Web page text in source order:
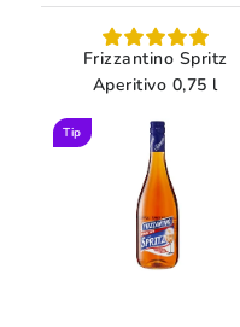
Frizzantino Spritz
Aperitivo 0,75 l
Tip